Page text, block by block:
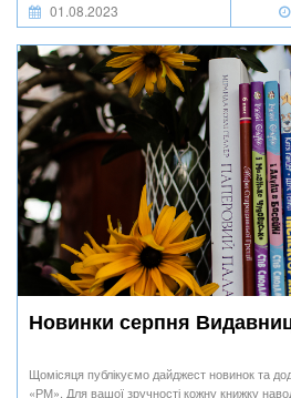
01.08.2023
Новинки серпня
Щомісяця публікуємо дайджест новинок та
«РМ». Для вашої зручності кожну книжку